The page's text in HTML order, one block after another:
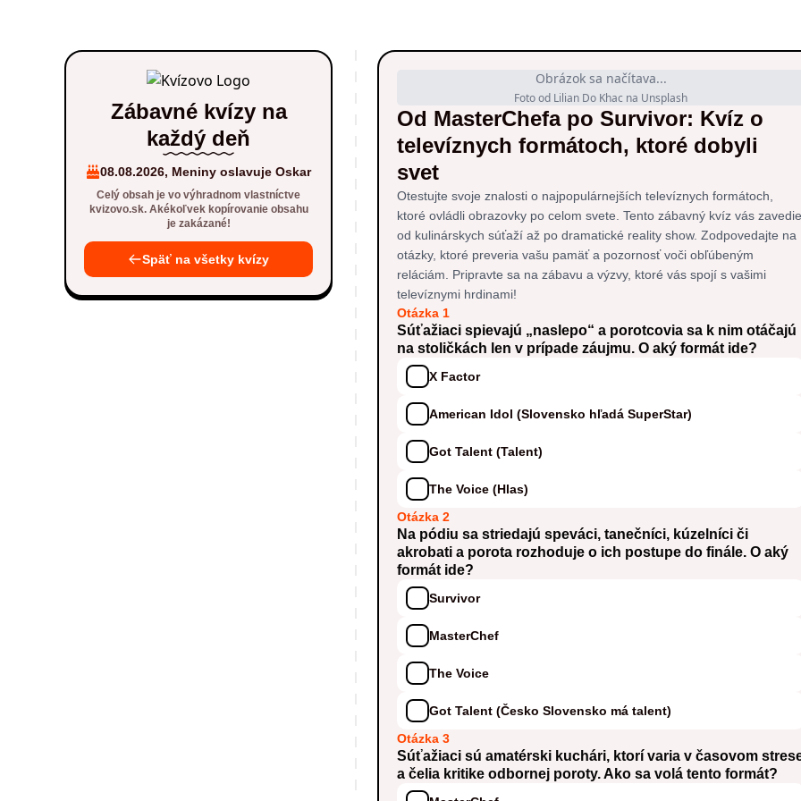
Zábavné kvízy na
každý deň
08.08.2026, Meniny oslavuje Oskar
Celý obsah je vo výhradnom vlastníctve
kvizovo.sk. Akékoľvek kopírovanie obsahu
je zakázané!
Späť na všetky kvízy
Obrázok sa načítava...
Foto od Lilian Do Khac na Unsplash
Od MasterChefa po Survivor: Kvíz o
televíznych formátoch, ktoré dobyli
svet
Otestujte svoje znalosti o najpopulárnejších televíznych formátoch,
ktoré ovládli obrazovky po celom svete. Tento zábavný kvíz vás zavedie
od kulinárskych súťaží až po dramatické reality show. Zodpovedajte na
otázky, ktoré preveria vašu pamäť a pozornosť voči obľúbeným
reláciám. Pripravte sa na zábavu a výzvy, ktoré vás spojí s vašimi
televíznymi hrdinami!
Otázka 1
Súťažiaci spievajú „naslepo“ a porotcovia sa k nim otáčajú
na stoličkách len v prípade záujmu. O aký formát ide?
X Factor
American Idol (Slovensko hľadá SuperStar)
Got Talent (Talent)
The Voice (Hlas)
Otázka 2
Na pódiu sa striedajú speváci, tanečníci, kúzelníci či
akrobati a porota rozhoduje o ich postupe do finále. O aký
formát ide?
Survivor
MasterChef
The Voice
Got Talent (Česko Slovensko má talent)
Otázka 3
Súťažiaci sú amatérski kuchári, ktorí varia v časovom
a čelia kritike odbornej poroty. Ako sa volá tento formát?